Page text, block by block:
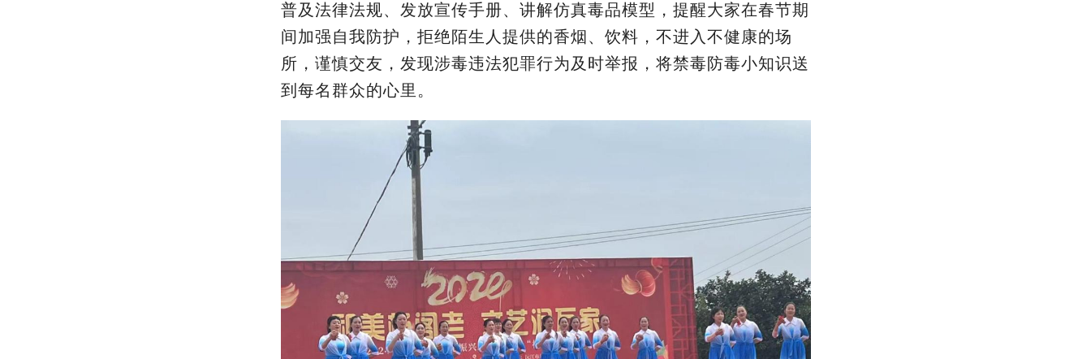
普及法律法规、发放宣传手册、讲解仿真毒品模型，提醒大家在春节期
间加强自我防护，拒绝陌生人提供的香烟、饮料，不进入不健康的场
所，谨慎交友，发现涉毒违法犯罪行为及时举报，将禁毒防毒小知识送
到每名群众的心里。